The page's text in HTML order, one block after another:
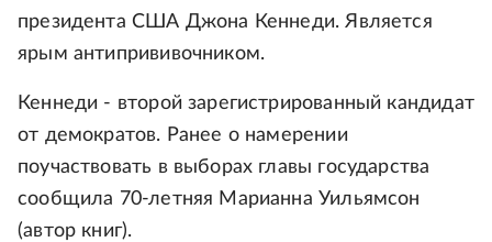
президента США Джона Кеннеди. Является
ярым антипрививочником.
Кеннеди - второй зарегистрированный кандидат
от демократов. Ранее о намерении
поучаствовать в выборах главы государства
сообщила 70-летняя Марианна Уильямсон
(автор книг).